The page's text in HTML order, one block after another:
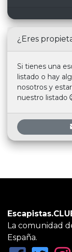
¿Eres
Si tienes una
listado o hay
nosotros y
nuestro listado
La comunidad
España.